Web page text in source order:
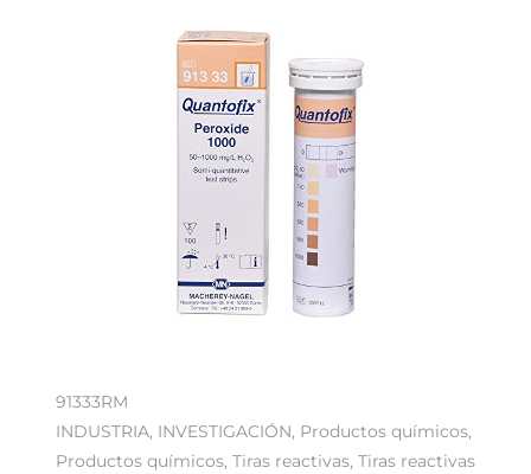
91333RM
INDUSTRIA, INVESTIGACIÓN, Productos químicos,
Productos químicos, Tiras reactivas, Tiras reactivas